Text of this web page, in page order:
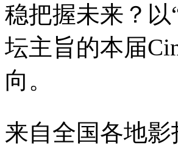
稳把握未来？
坛主旨的本届
向。
来自全国各地